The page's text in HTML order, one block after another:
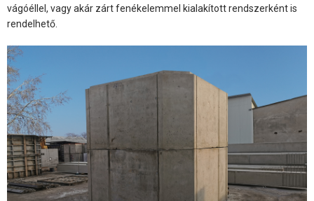
vágóéllel, vagy akár zárt fenékelemmel kialakított rendszerként is
rendelhető.